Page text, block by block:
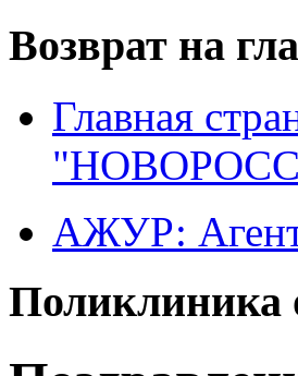
Возврат на
Главная
АЖУР:
Поликлиника